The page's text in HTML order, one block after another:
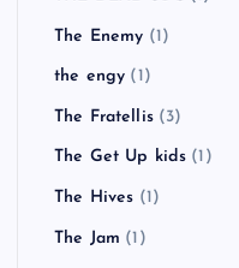
The Enemy (1)
the engy (1)
The Fratellis(3)
The Get Up kids (1)
The Hives (1)
The Jam (1)